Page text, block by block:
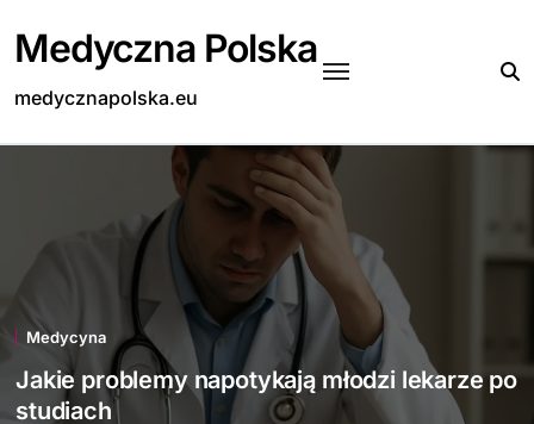
content
Medyczna Polska
medycznapolska.eu
Medycyna
Jakie problemy napotykają młodzi lekarze po
studiach